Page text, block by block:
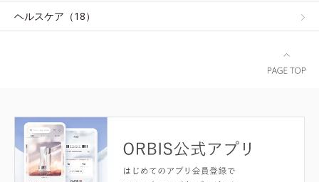
ヘルスケア（18）